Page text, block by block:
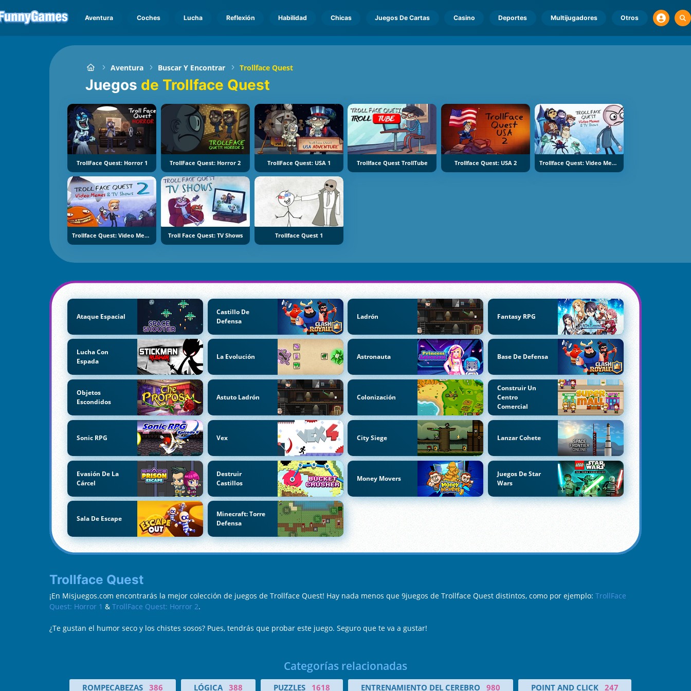
Aventura Coches Lucha Reflexión Habilidad Chicas Juegos De Cartas Casino Deportes Multijugadores Otros
Aventura Buscar Y Encontrar Trollface Quest
Juegos de Trollface Quest
TrollFace Quest: Horror 1 TrollFace Quest: Horror 2 TrollFace Quest: USA 1 Trollface Quest TrollTube Trollface Quest: USA 2 Trollface Quest: Video Memes And TV Shows
Trollface Quest: Video Memes And TV Shows Part 2 Troll Face Quest: TV Shows Trollface Quest 1
Ataque Espacial
Castillo De
Defensa
Ladrón Fantasy RPG
Lucha Con
Espada
La Evolución Astronauta Base De Defensa
Objetos
Escondidos
Astuto Ladrón Colonización
Construir Un
Centro
Comercial
Sonic RPG Vex City Siege Lanzar Cohete
Evasión De La
Cárcel
Destruir
Castillos
Money Movers
Juegos De Star
Wars
Sala De Escape
Minecraft: Torre
Defensa
Trollface Quest
¡En Misjuegos.com encontrarás la mejor colección de juegos de Trollface Quest! Hay nada menos que 9juegos de Trollface Quest distintos, como por ejemplo: TrollFace
Quest: Horror 1 & TrollFace Quest: Horror 2.
¿Te gustan el humor seco y los chistes sosos? Pues, tendrás que probar este juego. Seguro que te va a gustar!
Categorías relacionadas
ROMPECABEZAS 386 LÓGICA 388 PUZZLES 1618 ENTRENAMIENTO DEL CEREBRO 980 POINT AND CLICK 247